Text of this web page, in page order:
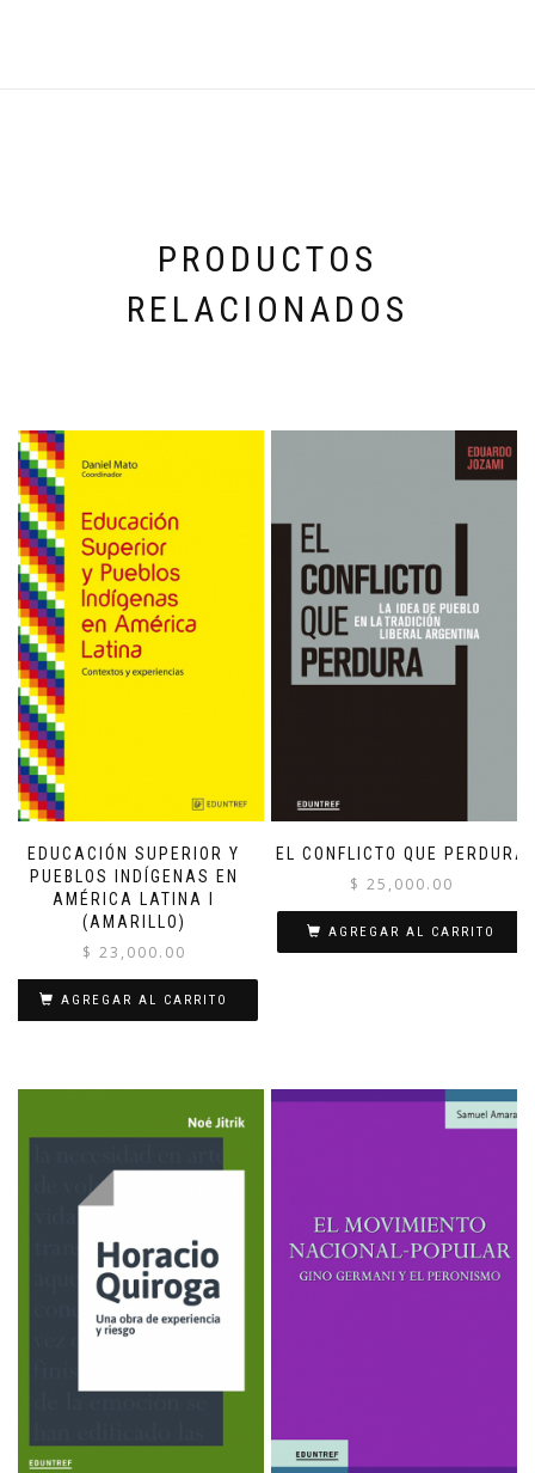
PRODUCTOS
RELACIONADOS
EDUCACIÓN SUPERIOR Y
PUEBLOS INDÍGENAS EN
AMÉRICA LATINA I
(AMARILLO)
$ 23,000.00
AGREGAR AL CARRITO
EL CONFLICTO QUE PERDURA
$ 25,000.00
AGREGAR AL CARRITO